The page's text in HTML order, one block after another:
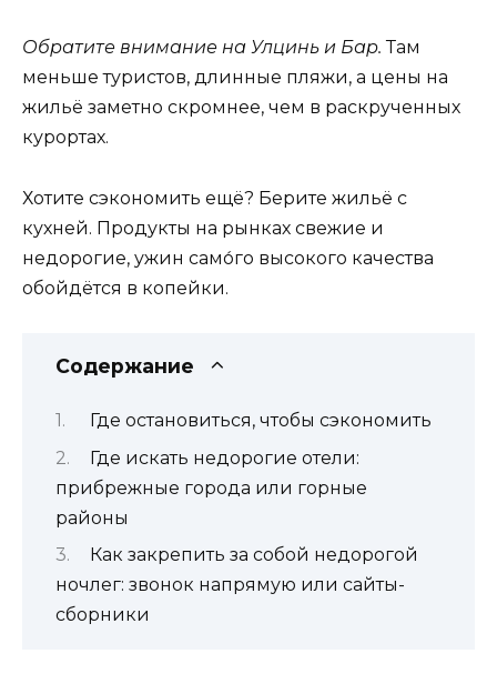
Обратите внимание на Улцинь и Бар. Там
меньше туристов, длинные пляжи, а цены на
жильё заметно скромнее, чем в раскрученных
курортах.
Хотите сэкономить ещё? Берите жильё с
кухней. Продукты на рынках свежие и
недорогие, ужин само́го высокого качества
обойдётся в копейки.
Содержание
Где остановиться, чтобы сэкономить
Где искать недорогие отели:
прибрежные города или горные
районы
Как закрепить за собой недорогой
ночлег: звонок напрямую или сайты-
сборники